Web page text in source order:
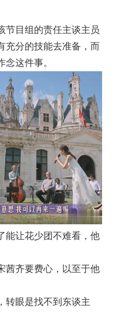
节目组的责任主谈主员
充分的技能去准备，而
这件事。
能让花少团不难看，他
茜齐要费心，以至于他
转眼是找不到东谈主